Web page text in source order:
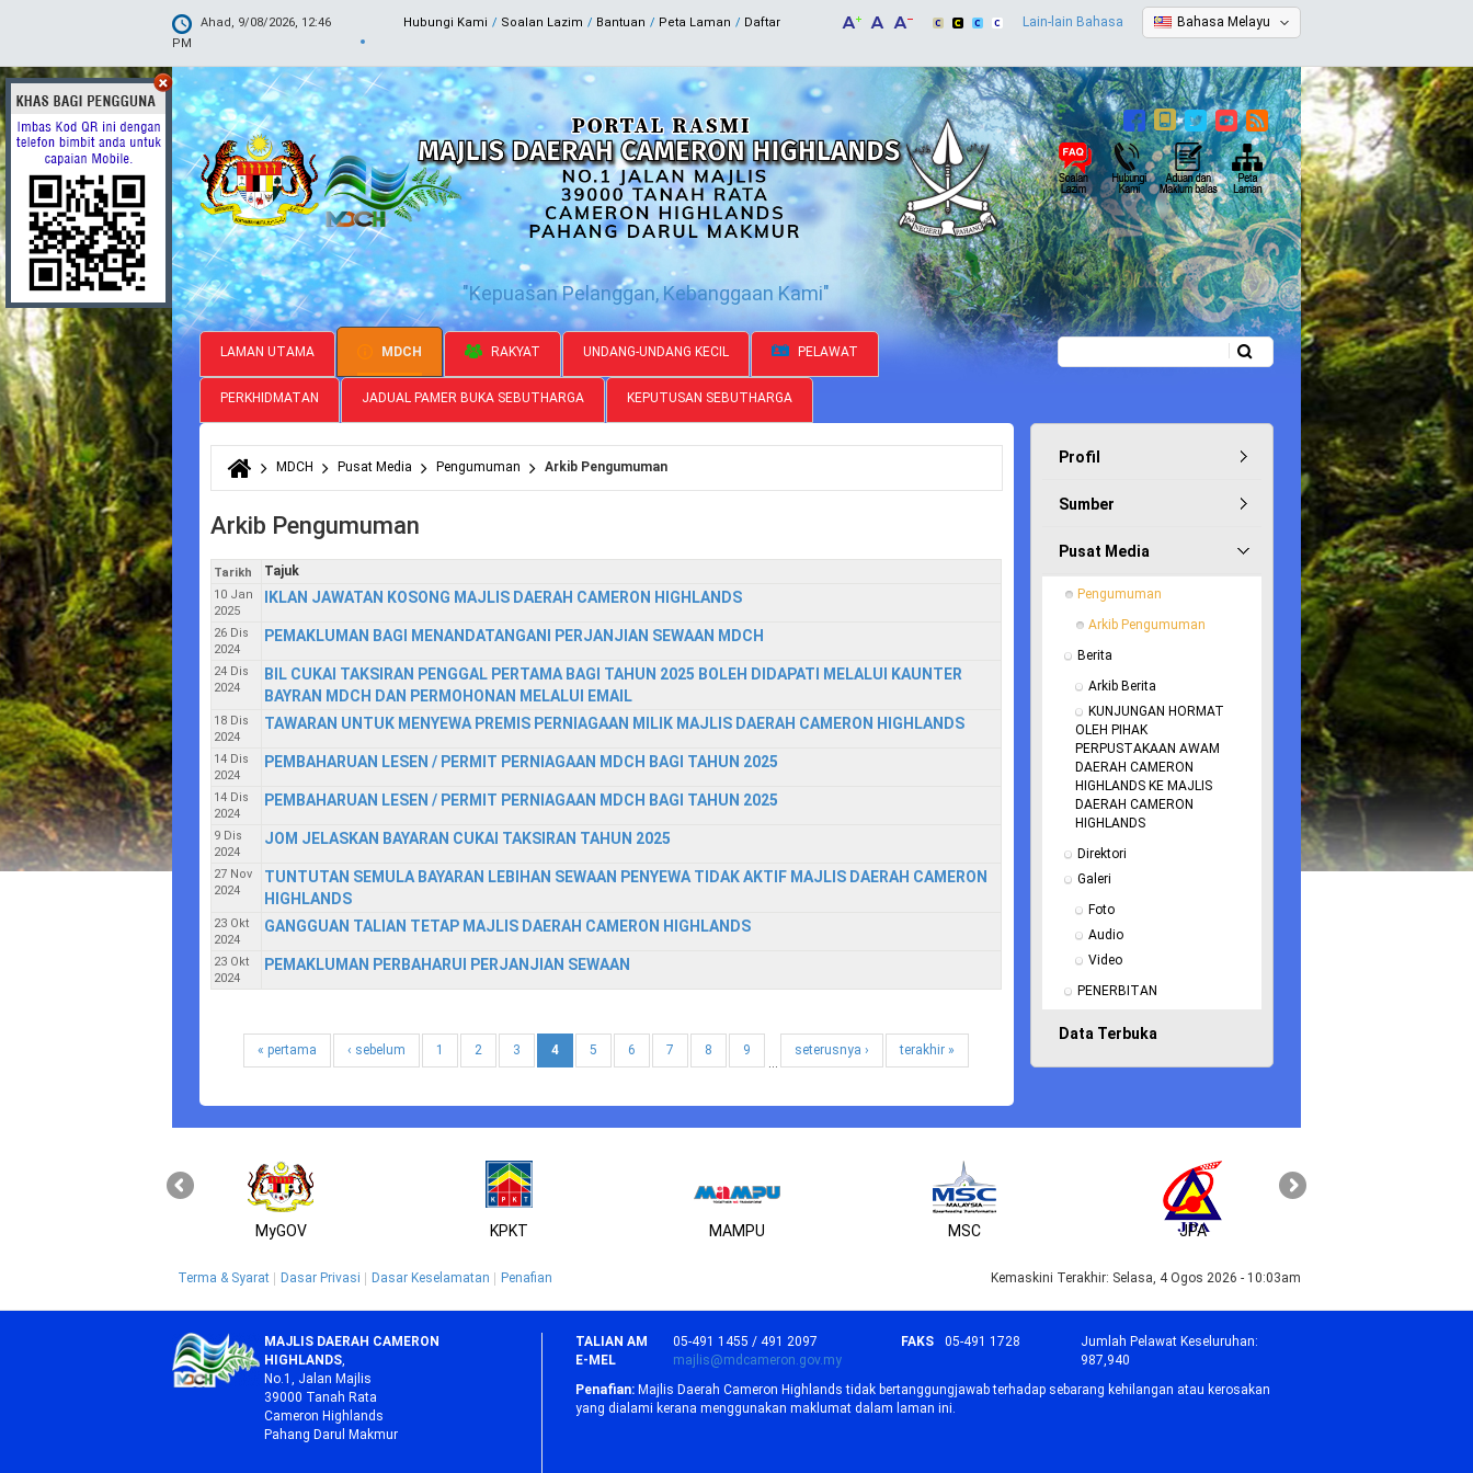
Ahad, 9/08/2026, 12:46
PM
Hubungi Kami Soalan Lazim Bantuan Peta Laman Daftar Bahasa Melayu
Lain-lain Bahasa
"Kepuasan Pelanggan, Kebanggaan Kami"
LAMAN UTAMA MDCH RAKYAT UNDANG-UNDANG KECIL PELAWAT
PERKHIDMATAN JADUAL PAMER BUKA SEBUTHARGA KEPUTUSAN SEBUTHARGA
Borang carian
Anda di sini
MDCH Pusat Media Pengumuman Arkib Pengumuman
Arkib Pengumuman
Tarikh Tajuk
10 Jan
2025
IKLAN JAWATAN KOSONG MAJLIS DAERAH CAMERON HIGHLANDS
26 Dis
2024
PEMAKLUMAN BAGI MENANDATANGANI PERJANJIAN SEWAAN MDCH
24 Dis
2024
BIL CUKAI TAKSIRAN PENGGAL PERTAMA BAGI TAHUN 2025 BOLEH DIDAPATI MELALUI KAUNTER
BAYRAN MDCH DAN PERMOHONAN MELALUI EMAIL
18 Dis
2024
TAWARAN UNTUK MENYEWA PREMIS PERNIAGAAN MILIK MAJLIS DAERAH CAMERON HIGHLANDS
14 Dis
2024
PEMBAHARUAN LESEN / PERMIT PERNIAGAAN MDCH BAGI TAHUN 2025
14 Dis
2024
PEMBAHARUAN LESEN / PERMIT PERNIAGAAN MDCH BAGI TAHUN 2025
9 Dis
2024
JOM JELASKAN BAYARAN CUKAI TAKSIRAN TAHUN 2025
27 Nov
2024
TUNTUTAN SEMULA BAYARAN LEBIHAN SEWAAN PENYEWA TIDAK AKTIF MAJLIS DAERAH CAMERON
HIGHLANDS
23 Okt
2024
GANGGUAN TALIAN TETAP MAJLIS DAERAH CAMERON HIGHLANDS
23 Okt
2024
PEMAKLUMAN PERBAHARUI PERJANJIAN SEWAAN
« pertama ‹ sebelum 1 2 3 4 5 6 7 8
9
…
seterusnya › terakhir »
Profil
Sumber
Pusat Media
Pengumuman
Arkib Pengumuman
Berita
Arkib Berita
KUNJUNGAN HORMAT
OLEH PIHAK
PERPUSTAKAAN AWAM
DAERAH CAMERON
HIGHLANDS KE MAJLIS
DAERAH CAMERON
HIGHLANDS
Direktori
Galeri
Foto
Audio
Video
PENERBITAN
Data Terbuka
MyGOV KPKT MAMPU MSC JPA
Terma & Syarat Dasar Privasi Dasar Keselamatan Penafian Kemaskini Terakhir: Selasa, 4 Ogos 2026 - 10:03am
MAJLIS DAERAH CAMERON
HIGHLANDS,
No.1, Jalan Majlis
39000 Tanah Rata
Cameron Highlands
Pahang Darul Makmur
TALIAN AM 05-491 1455 / 491 2097 FAKS
05-491 1728
E-MEL
majlis@mdcameron.gov.my
Jumlah Pelawat Keseluruhan:
987,940
Penafian: Majlis Daerah Cameron Highlands tidak bertanggungjawab terhadap sebarang kehilangan atau kerosakan
yang dialami kerana menggunakan maklumat dalam laman ini.